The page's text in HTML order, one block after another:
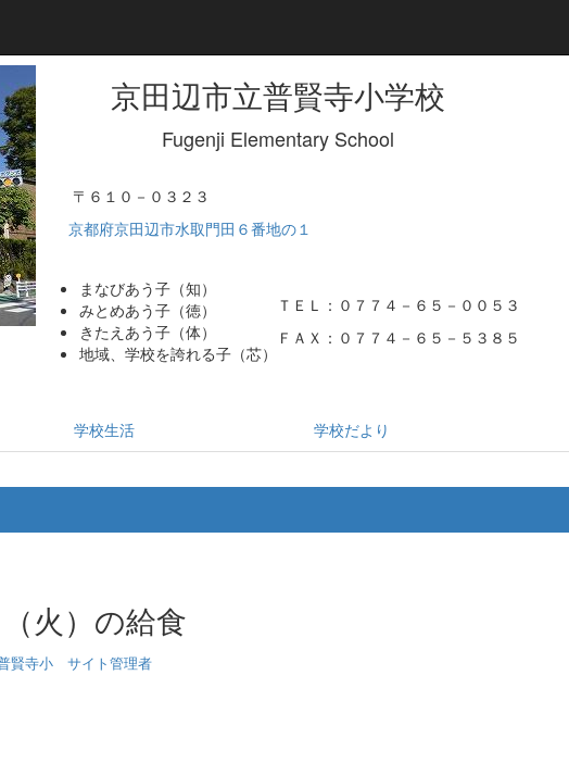
京田辺市立普賢寺小学校
Fugenji Elementary School
〒６１０－０３２３
京都府京田辺市水取門田６番地の１
まなびあう子（知）
みとめあう子（徳）
きたえあう子（体）
地域、学校を誇れる子（芯）
ＴＥＬ：０７７４－６５－００５３
ＦＡＸ：０７７４－６５－５３８５
学校生活 学校だより
火）の給食
賢寺小 サイト管理者